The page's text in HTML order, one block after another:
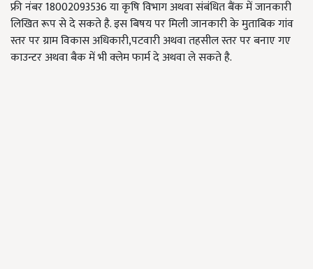
फ्री नंबर 18002093536 या कृषि विभाग अथवा संबंधित बैंक में जानकारी
लिखित रूप से दे सकते है. इस बिषय पर मिली जानकारी के मुताबिक गांव
स्तर पर ग्राम विकास अधिकारी,पटवारी अथवा तहसील स्तर पर बनाए गए
काउन्टर अथवा बैक में भी क्लेम फार्म दे अथवा ले सकते है.